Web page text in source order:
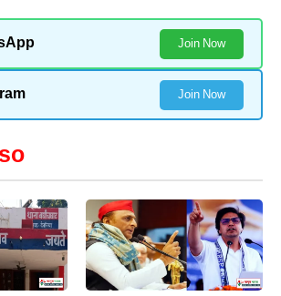
Join Now
Join Now